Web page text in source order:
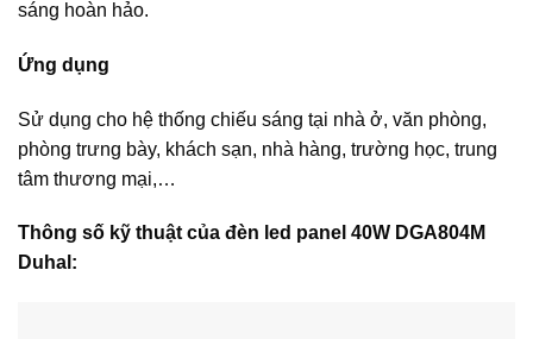
sáng hoàn hảo.
Ứng dụng
Sử dụng cho hệ thống chiếu sáng tại nhà ở, văn phòng,
phòng trưng bày, khách sạn, nhà hàng, trường học, trung
tâm thương mại,…
Thông số kỹ thuật của đèn led panel 40W DGA804M
Duhal: